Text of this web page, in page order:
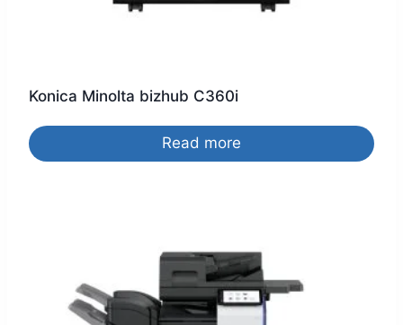
Konica Minolta bizhub C360i
Read more